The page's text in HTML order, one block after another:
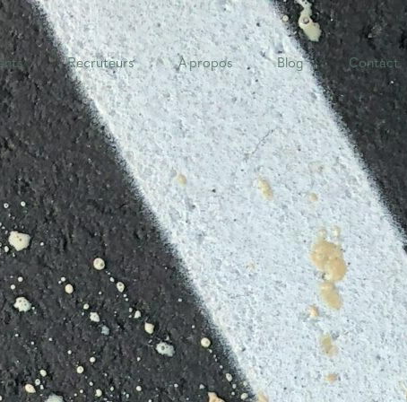
Recruteurs A propos Blog Contact